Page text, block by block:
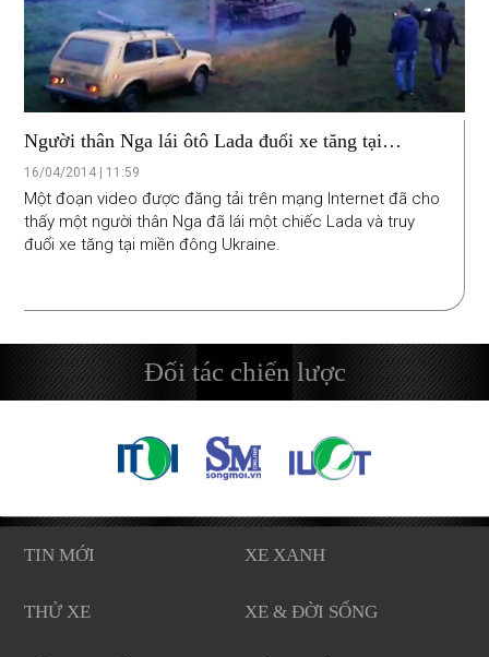
Người thân Nga lái ôtô Lada đuổi xe tăng tại
Ukraine?
16/04/2014 | 11:59
Một đoạn video được đăng tải trên mạng Internet đã cho
thấy một người thân Nga đã lái một chiếc Lada và truy
đuổi xe tăng tại miền đông Ukraine.
Đối tác chiến lược
TIN MỚI XE XANH
THỬ XE XE & ĐỜI SỐNG